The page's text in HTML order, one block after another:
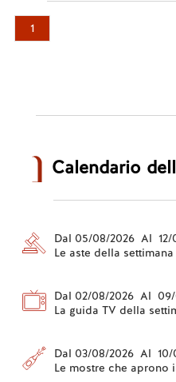
1
Calendario
Dal 05/08/2026 Al 12/
Le aste della settimana
Dal 02/08/2026 Al
La guida TV della
Dal 03/08/2026 Al 10/
Le mostre che aprono